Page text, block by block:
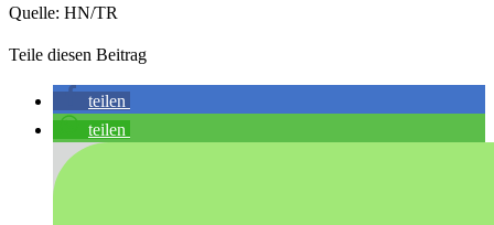
Quelle: HN/TR
Teile diesen Beitrag
teilen
teilen